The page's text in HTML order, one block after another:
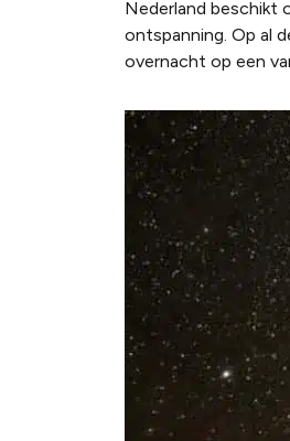
Nederland beschikt
ontspanning. Op al
overnacht op een